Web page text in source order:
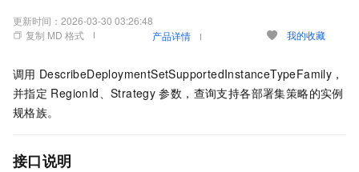
更新时间： 2026-03-30 03:26:48
复制 MD 格式
产品详情 我的收藏
调用 DescribeDeploymentSetSupportedInstanceTypeFamily，
并指定 RegionId、Strategy 参数，查询支持各部署集策略的实例
规格族。
接口说明